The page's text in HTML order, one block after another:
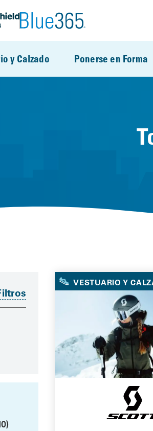
y Calzado Ponerse en Forma
from your results
from your results
Your
VESTUARIO Y